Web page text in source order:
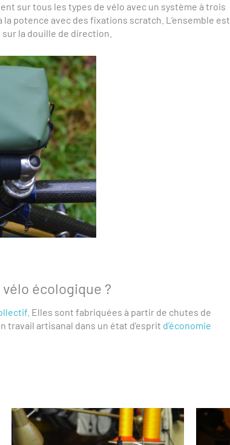
sur tous les types de vélo avec un système à trois
la potence avec des fixations scratch. L’ensemble est
la douille de direction.
écologique ?
Elles sont fabriquées à partir de chutes de
travail artisanal dans un état d’esprit d’économie